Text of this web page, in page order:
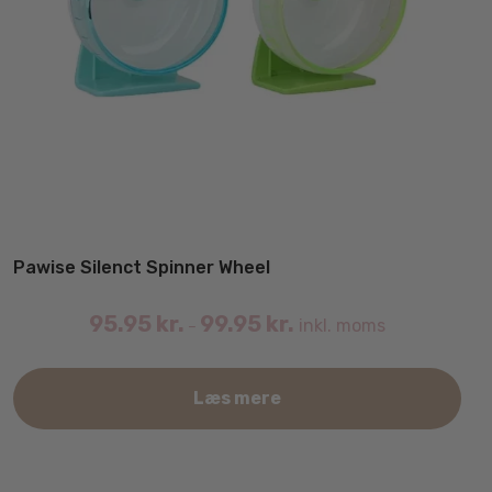
Pawise Silenct Spinner Wheel
95.95 kr. – 99.95 kr. inkl. moms
Læs mere